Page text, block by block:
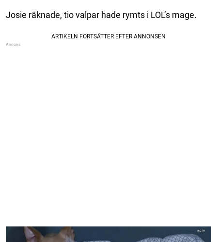
Josie räknade, tio valpar hade rymts i LOL’s mage.